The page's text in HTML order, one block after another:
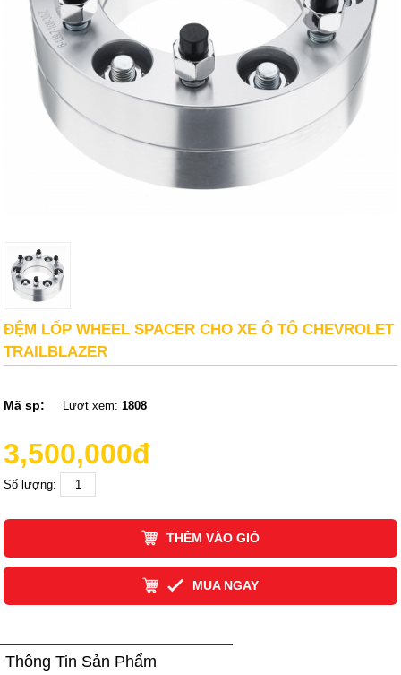
ĐỆM LỐP WHEEL SPACER CHO XE Ô TÔ CHEVROLET
TRAILBLAZER
Mã sp: Lượt xem:1808
3,500,000đ
Số lượng:
THÊM VÀO GIỎ
MUA NGAY
Thông Tin Sản Phẩm